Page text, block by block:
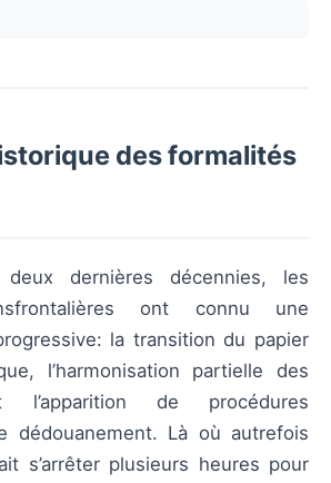
des formalités
dernières décennies, les
ont connu une
la transition du papier
l’harmonisation partielle des
l’apparition de procédures
dédouanement. Là où autrefois
s’arrêter plusieurs heures pour